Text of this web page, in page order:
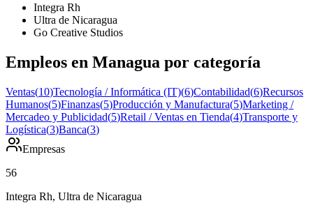
Integra Rh
Ultra de Nicaragua
Go Creative Studios
Empleos en Managua por categoría
Ventas(10)Tecnología / Informática (IT)(6)Contabilidad(6)Recursos
Humanos(5)Finanzas(5)Producción y Manufactura(5)Marketing /
Mercadeo y Publicidad(5)Retail / Ventas en Tienda(4)Transporte y
Logística(3)Banca(3)
Empresas
56
Integra Rh, Ultra de Nicaragua